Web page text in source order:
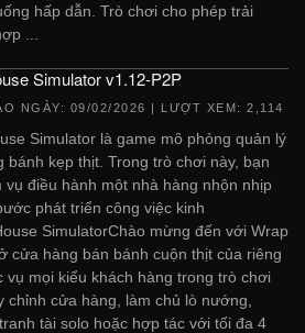
hấp dẫn. Trò chơi cho phép trải
...
Simulator v1.12-P2P
NGÀY: 09/02/2026 | LƯỢT XEM: 2,114
Simulator là game mô phỏng quản lý
bánh kẹp thịt. Trong trò chơi này, bạn
vụ điều hành một nhà hàng nhộn nhịp
phát triển công việc kinh
SimulatorChào mừng đến với Wrap
cửa hàng bán bánh cuộn thịt của riêng
vụ mọi kiểu khách hàng trong trò chơi
chỉnh cửa hàng, làm chủ lò nướng,
tài solo hoặc hợp tác với tối đa 4